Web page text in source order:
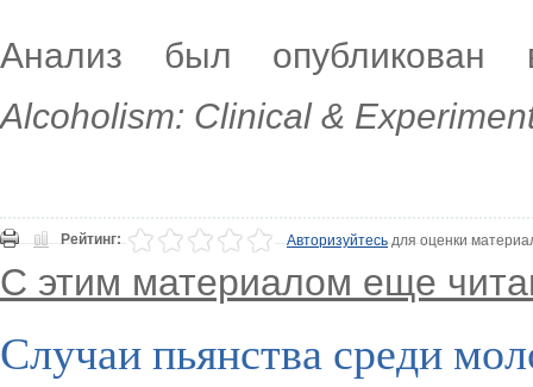
Анализ был опубликован
Alcoholism: Clinical&
Рейтинг: Авторизуйтесьдля оценки
С этим материалом еще
Случаи пьянства среди